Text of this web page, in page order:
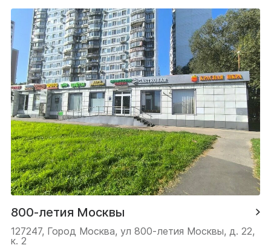
800-летия Москвы
127247, Город Москва, ул 800-летия Москвы, д. 22,
к. 2